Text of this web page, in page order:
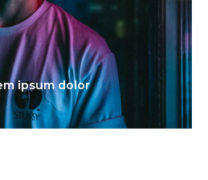
ipsum dolor